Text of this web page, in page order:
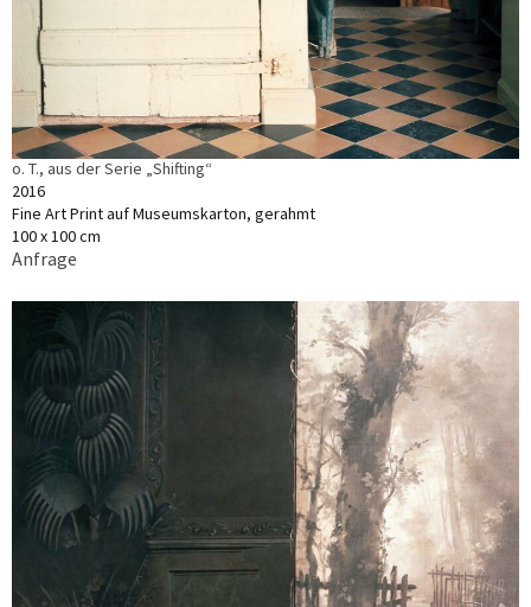
o. T., aus der Serie „Shifting“
2016
Fine Art Print auf Museumskarton, gerahmt
100 x 100 cm
Anfrage